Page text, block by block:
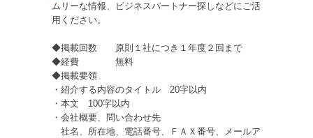
ムリーな情報、ビジネスパートナー探しなどにご活
用ください。
◆掲載回数 原則１社につき１年度２回まで
◆経費 無料
◆掲載要領
・紹介する内容のタイトル 20字以内
・本文 100字以内
・会社概要、問い合わせ先
社名、所在地、電話番号、ＦＡＸ番号、メールア